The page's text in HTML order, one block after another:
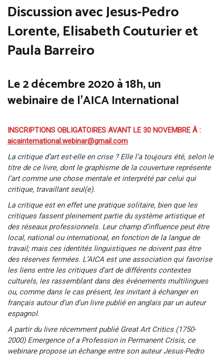
Discussion avec Jesus-Pedro
Lorente, Elisabeth Couturier et
Paula Barreiro
Le 2 décembre 2020 à 18h, un
webinaire de l’AICA International
INSCRIPTIONS OBLIGATOIRES AVANT LE 30 NOVEMBRE À :
aicainternational.webinar@gmail.com
La critique d’art est-elle en crise ? Elle l’a toujours été, selon le
titre de ce livre, dont le graphisme de la couverture représente
l’art comme une chose mentale et interprété par celui qui
critique, travaillant seul(e).
La critique est en effet une pratique solitaire, bien que les
critiques fassent pleinement partie du système artistique et
des réseaux professionnels. Leur champ d’influence peut être
local, national ou international, en fonction de la langue de
travail; mais ces identités linguistiques ne doivent pas être
des réserves fermées. L’AICA est une association qui favorise
les liens entre les critiques d’art de différents contextes
culturels, les rassemblant dans des événements multilingues
ou, comme dans le cas présent, les invitant à échanger en
français autour d’un d’un livre publié en anglais par un auteur
espagnol.
A partir du livre récemment publié Great Art Critics (1750-
2000) Emergence of a Profession in Permanent Crisis, ce
webinare propose un échange entre son auteur Jesus-Pedro